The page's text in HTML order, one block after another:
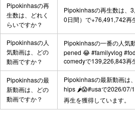
Pipokinhasの再
生数は、どれく
らいですか？
Pipokinhasの再生数は、
0日間）で+76,491,742再
Pipokinhasの人
気動画は、どの
動画ですか？
Pipokinhasの一番の人気動
pened 😂 #familyvlog
comedyで139,226,843再
Pipokinhasの最
新動画は、どの
動画ですか？
Pipokinhasの最新動画は、
hips 🌶️😱#usaで2026/07/
再生を獲得しています。